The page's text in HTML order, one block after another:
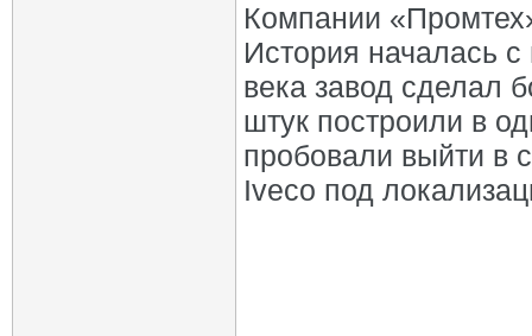
Компании
История началась
века завод сделал
штук построили в
пробовали выйти в
Iveco под